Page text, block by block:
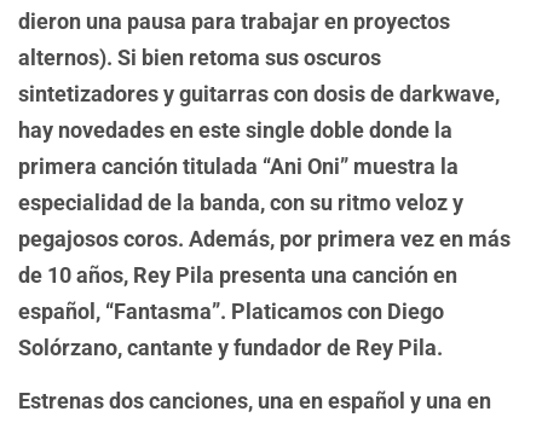
dieron una pausa para trabajar en proyectos
alternos). Si bien retoma sus oscuros
sintetizadores y guitarras con dosis de darkwave,
hay novedades en este single doble donde la
primera canción titulada “Ani Oni” muestra la
especialidad de la banda, con su ritmo veloz y
pegajosos coros. Además, por primera vez en más
de 10 años, Rey Pila presenta una canción en
español, “Fantasma”. Platicamos con Diego
Solórzano, cantante y fundador de Rey Pila.
Estrenas dos canciones, una en español y una en